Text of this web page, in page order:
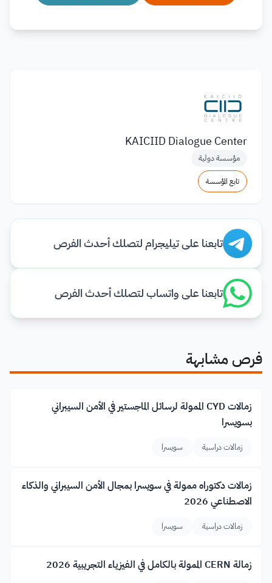
KAICIID Dialogue Center
مؤسسة دولية
تابع المؤسسة
تابعنا على تيليجرام لتصلك أحدث الفرص
تابعنا على واتساب لتصلك أحدث الفرص
فرص مشابهة
زمالات CYD الممولة لرسائل الماجستير في الأمن السيبراني
بسويسرا
زمالات دراسية سويسرا
زمالات دكتوراه ممولة في سويسرا بمجال الأمن السيبراني والذكاء
الاصطناعي 2026
زمالات دراسية سويسرا
زمالة CERN الممولة بالكامل في الفيزياء التجريبية 2026